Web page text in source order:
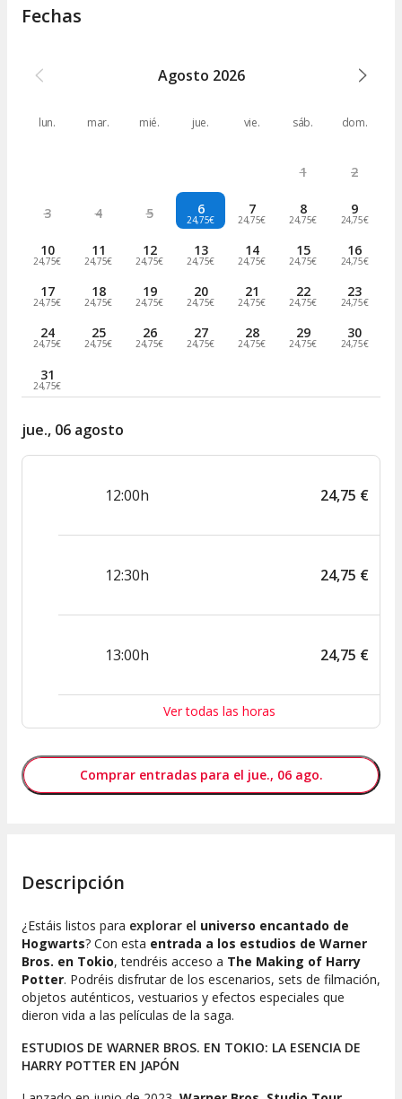
Fechas
Agosto 2026
lun. mar. mié. jue. vie. sáb. dom.
1 2
3 4 5 6
24,75€
7
24,75€
8
24,75€
9
24,75€
10
24,75€
11
24,75€
12
24,75€
13
24,75€
14
24,75€
15
24,75€
16
24,75€
17
24,75€
18
24,75€
19
24,75€
20
24,75€
21
24,75€
22
24,75€
23
24,75€
24
24,75€
25
24,75€
26
24,75€
27
24,75€
28
24,75€
29
24,75€
30
24,75€
31
24,75€
jue., 06 agosto
12:00h 24,75 €
12:30h 24,75 €
13:00h 24,75 €
Ver todas las horas
Comprar entradas para el jue., 06 ago.
Descripción
¿Estáis listos para explorar el universo encantado de
Hogwarts? Con esta entrada a los estudios de Warner
Bros. en Tokio, tendréis acceso a The Making of Harry
Potter. Podréis disfrutar de los escenarios, sets de filmación,
objetos auténticos, vestuarios y efectos especiales que
dieron vida a las películas de la saga.
ESTUDIOS DE WARNER BROS. EN TOKIO: LA ESENCIA DE
HARRY POTTER EN JAPÓN